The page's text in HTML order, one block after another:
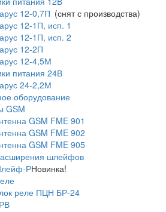
12-0,7П (снят с производства)
12-1П, исп. 1
12-1П, исп. 2
12-2П
12-4,5М
питания 24В
24-2,2М
оборудование
GSM
GSM FME 901
GSM FME 902
GSM FME 905
шлейфов
РНовинка!
реле ПЦН БР-24